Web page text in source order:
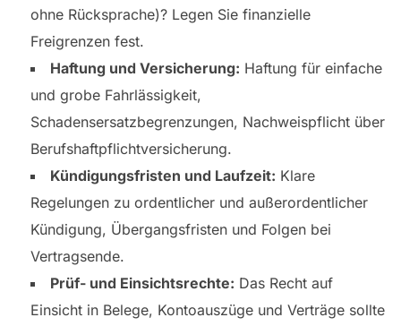
ohne Rücksprache)? Legen Sie finanzielle
Freigrenzen fest.
Haftung und Versicherung: Haftung für einfache
und grobe Fahrlässigkeit,
Schadensersatzbegrenzungen, Nachweispflicht über
Berufshaftpflichtversicherung.
Kündigungsfristen und Laufzeit: Klare
Regelungen zu ordentlicher und außerordentlicher
Kündigung, Übergangsfristen und Folgen bei
Vertragsende.
Prüf- und Einsichtsrechte: Das Recht auf
Einsicht in Belege, Kontoauszüge und Verträge sollte